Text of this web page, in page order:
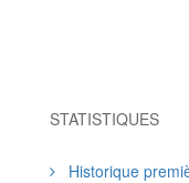
STATISTIQUES
Historique